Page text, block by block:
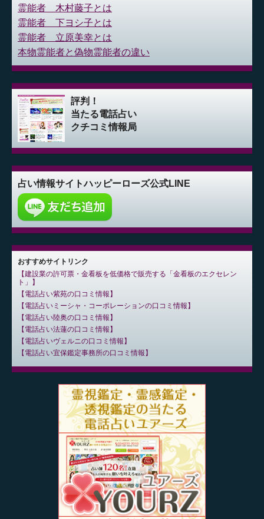
霊能者 木村藤子とは
霊能者 下ヨシ子とは
霊能者 立原美幸とは
本物霊能者と偽物霊能者の違い
評判！
当たる電話占い
クチコミ情報局
占い情報サイトハッピーローズ公式LINE
おすすめサイトリンク
建設業の許可票・金看板を低価格で販売する「金看板のエクセレン
ト」
電話占い紫苑の口コミ情報
電話占いミーシャ・コーポレーションの口コミ情報
電話占い陸奥の口コミ情報
電話占い法蓮の口コミ情報
電話占いヴェルニの口コミ情報
電話占い宜保鑑定事務所の口コミ情報